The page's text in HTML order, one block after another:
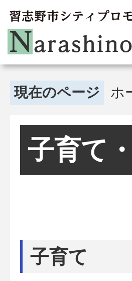
現在のページ ホ
子育て
子育て